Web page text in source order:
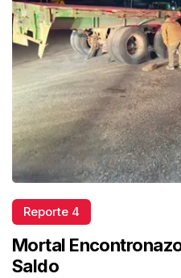
Reporte 4
Mortal
Saldo